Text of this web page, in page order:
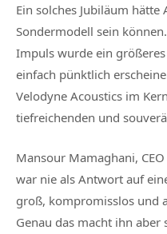
Ein solches Jubiläum hätte
Sondermodell sein
Impuls wurde ein
einfach pünktlich
Velodyne Acoustics im
tiefreichenden und
Mansour Mamaghani,
war nie als Antwort auf
groß, kompromisslos und
Genau das macht ihn